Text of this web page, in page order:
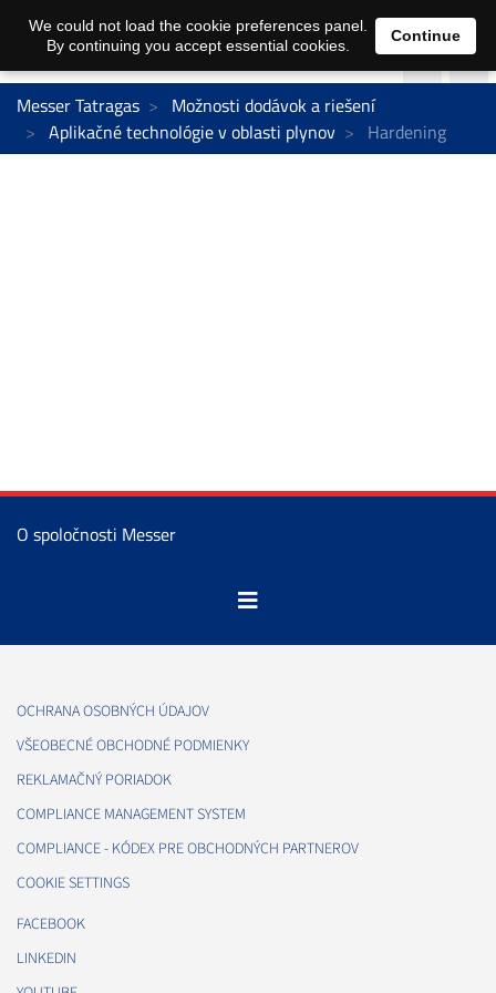
Messer Tatragas
Možnosti dodávok a riešení
Aplikačné technológie v oblasti plynov
Hardening
O spoločnosti Messer
OCHRANA OSOBNÝCH ÚDAJOV
VŠEOBECNÉ OBCHODNÉ PODMIENKY
REKLAMAČNÝ PORIADOK
COMPLIANCE MANAGEMENT SYSTEM
COMPLIANCE - KÓDEX PRE OBCHODNÝCH PARTNEROV
COOKIE SETTINGS
FACEBOOK
LINKEDIN
We could not load the cookie preferences panel.
By continuing you accept essential cookies.
Continue